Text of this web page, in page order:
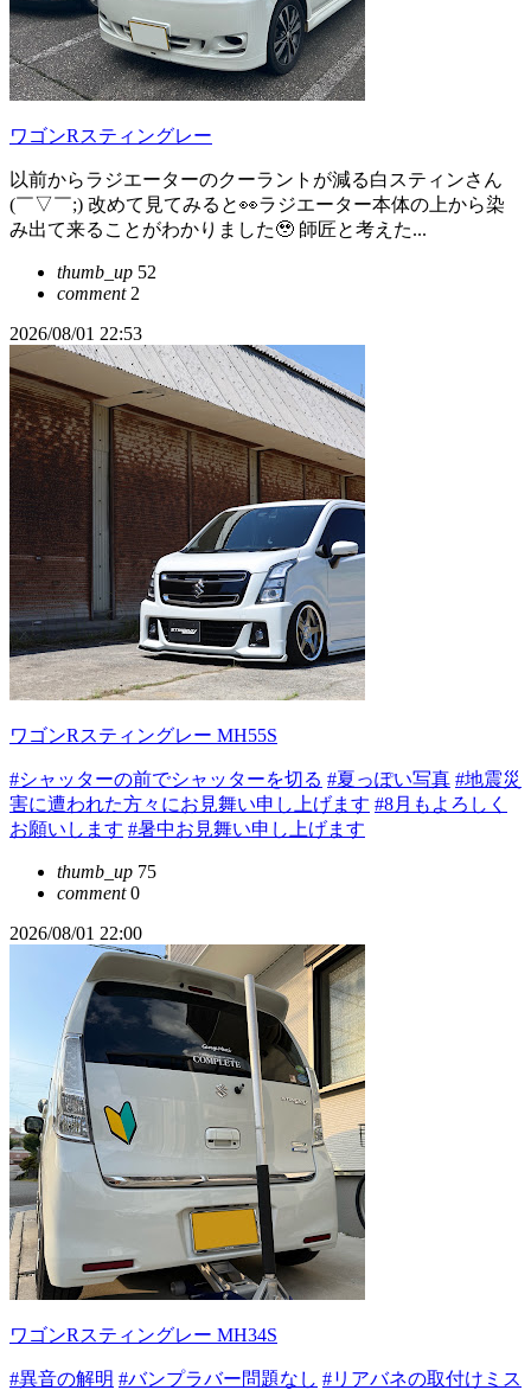
ワゴンRスティングレー
以前からラジエーターのクーラントが減る白スティンさん
(￣▽￣;) 改めて見てみると👀ラジエーター本体の上から染
み出て来ることがわかりました🥹 師匠と考えた...
thumb_up 52
comment2
2026/08/01 22:53
ワゴンRスティングレー MH55S
#シャッターの前でシャッターを切る #夏っぽい写真 #地震災
害に遭われた方々にお見舞い申し上げます #8月もよろしく
お願いします #暑中お見舞い申し上げます
thumb_up 75
comment0
2026/08/01 22:00
ワゴンRスティングレー MH34S
#異音の解明 #バンプラバー問題なし #リアバネの取付けミス